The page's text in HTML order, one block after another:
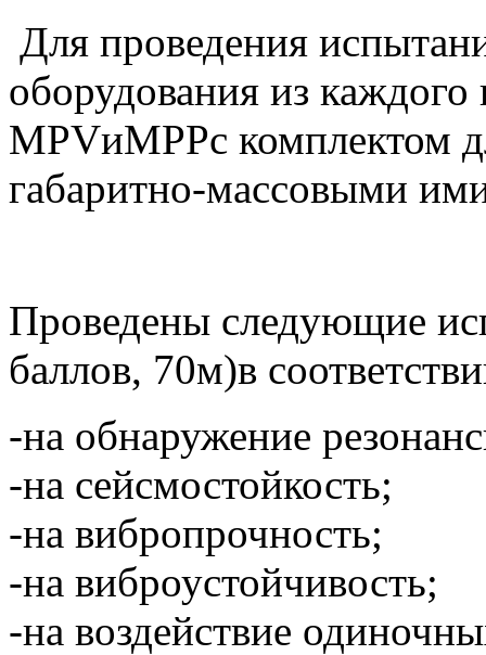
Для проведения
оборудования из
MPVиMPPс комплектом
габаритно-массовыми
Проведены следующие
баллов, 70м)в
-на обнаружение
-на сейсмостойкость;
-на вибропрочность;
-на виброустойчивость;
-на воздействие